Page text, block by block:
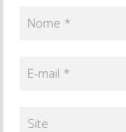
Nome *
E-mail *
Site